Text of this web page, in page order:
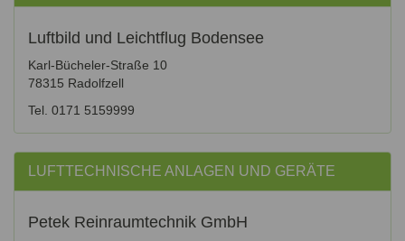
Luftbild und Leichtflug Bodensee
Karl-Bücheler-Straße 10
78315 Radolfzell
Tel. 0171 5159999
LUFTTECHNISCHE ANLAGEN UND GERÄTE
Petek Reinraumtechnik GmbH